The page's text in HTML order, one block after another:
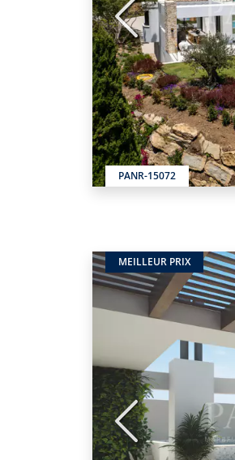
PANR-15072
Précédent
MEILLEUR PRIX
Précédent